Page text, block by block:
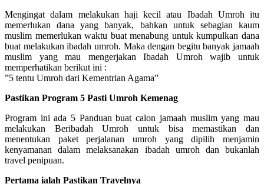
Mengingat dalam melakukan haji kecil atau Ibadah Umroh itu
memerlukan dana yang banyak, bahkan untuk sebagian kaum
muslim memerlukan waktu buat menabung untuk kumpulkan dana
buat melakukan ibadah umroh. Maka dengan begitu banyak jamaah
muslim yang mau mengerjakan Ibadah Umroh wajib untuk
memperhatikan berikut ini :
”5 tentu Umroh dari Kementrian Agama”
Pastikan Program 5 Pasti Umroh Kemenag
Program ini ada 5 Panduan buat calon jamaah muslim yang mau
melakukan Beribadah Umroh untuk bisa memastikan dan
menentukan paket perjalanan umroh yang dipilih menjamin
kenyamanan dalam melaksanakan ibadah umroh dan bukanlah
travel penipuan.
Pertama ialah Pastikan Travelnya